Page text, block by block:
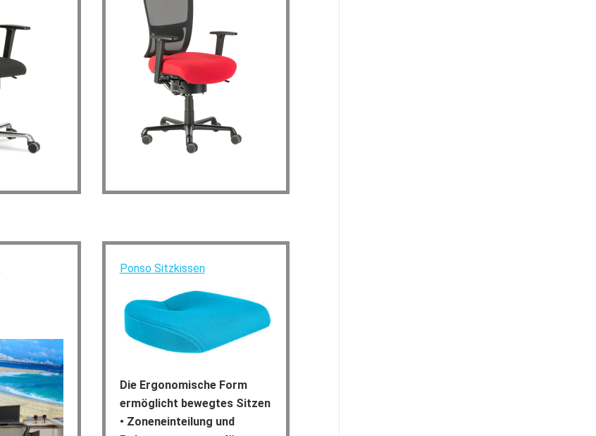
Ponso Sitzkissen
Die Ergonomische Form
ermöglicht bewegtes Sitzen
• Zoneneinteilung und